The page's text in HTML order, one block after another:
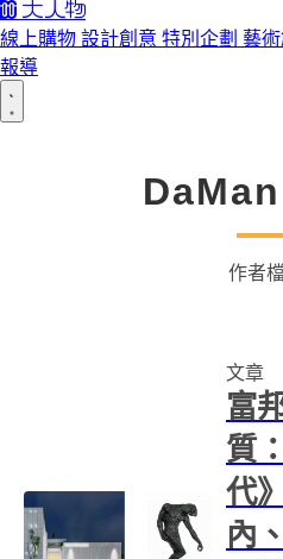
線上購物 設計創意 特別企劃 藝
報導
作者
文章
富
質
代
內